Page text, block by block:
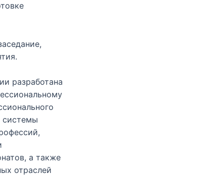
разработана
системы
а также
отраслей